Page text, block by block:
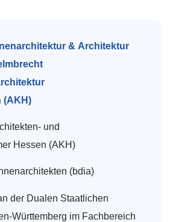
& Architektur
(AKH)
und
Hessen (AKH)
(bdia)
der Dualen Staatlichen
Württemberg im Fachbereich